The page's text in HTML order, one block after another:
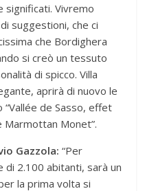
significati. Vivremo
suggestioni, che ci
che Bordighera
si creò un tessuto
di spicco. Villa
aprirà di nuovo le
de Sasso, effet
Marmottan Monet”.
Gazzola: “Per
di 2.100 abitanti, sarà un
la prima volta si